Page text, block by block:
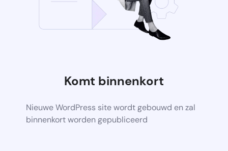
Komt binnenkort
Nieuwe WordPress site wordt gebouwd en zal
binnenkort worden gepubliceerd